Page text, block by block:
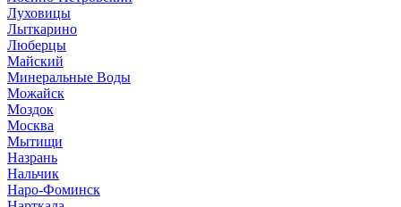
Луховицы
Лыткарино
Люберцы
Майский
Минеральные Воды
Можайск
Моздок
Москва
Мытищи
Назрань
Нальчик
Наро-Фоминск